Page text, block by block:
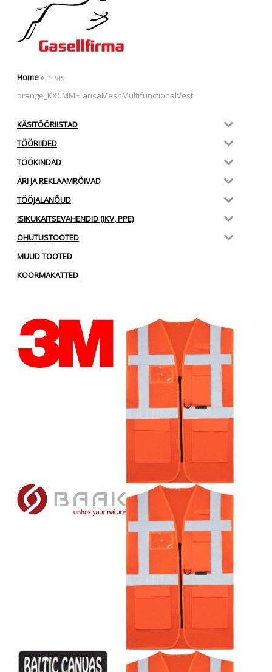
Home» hi vis
orange_KXCMMFLarisaMeshMultifunctionalVest
KÄSITÖÖRIISTAD
TÖÖRIIDED
TÖÖKINDAD
ÄRI JA REKLAAMRÕIVAD
TÖÖJALANÕUD
ISIKUKAITSEVAHENDID (IKV, PPE)
OHUTUSTOOTED
MUUD TOOTED
KOORMAKATTED